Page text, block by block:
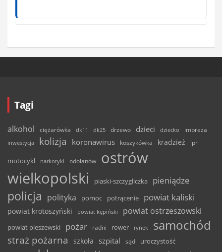
Tagi
alkohol ciężarówka dk11 dk25 drzewo dzieci dziecko
impreza
inwestycja
kolizja koronawirus koszykówka kradzież lpr
motocykl narkotyki odolanów
ostrów
wielkopolski
piaski-szczygliczka pieniądze
policja polityka pomoc potrącenie powiat kaliski
powiat krotoszyński powiat kępiński powiat ostrzeszowski
powiat pleszewski pożar radni rower rynek samochód
straż pożarna szkoła szpital sąd uroczystość